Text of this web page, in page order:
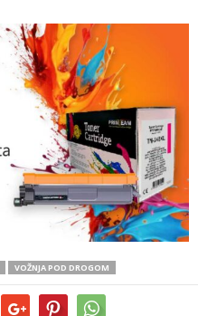
VOŽNJA POD DROGOM